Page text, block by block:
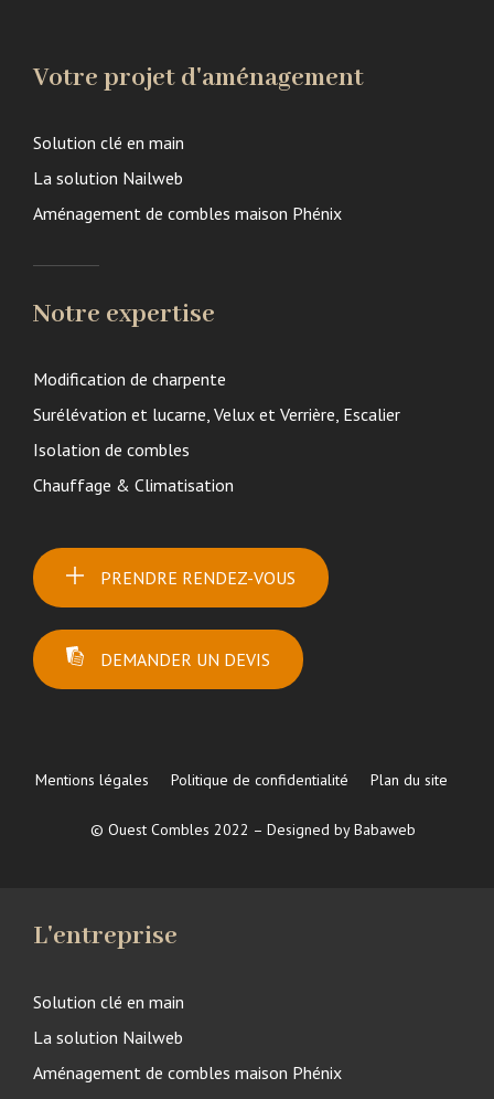
Votre projet d'aménagement
Solution clé en main
La solution Nailweb
Aménagement de combles maison Phénix
Notre expertise
Modification de charpente
Surélévation et lucarne, Velux et Verrière, Escalier
Isolation de combles
Chauffage & Climatisation
PRENDRE RENDEZ-VOUS
DEMANDER UN DEVIS
Mentions légales Politique de confidentialité Plan du site
© Ouest Combles 2022 – Designed by Babaweb
L'entreprise
Solution clé en main
La solution Nailweb
Aménagement de combles maison Phénix